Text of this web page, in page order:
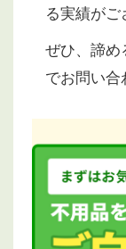
る実績がご
ぜひ、諦め
でお問い合